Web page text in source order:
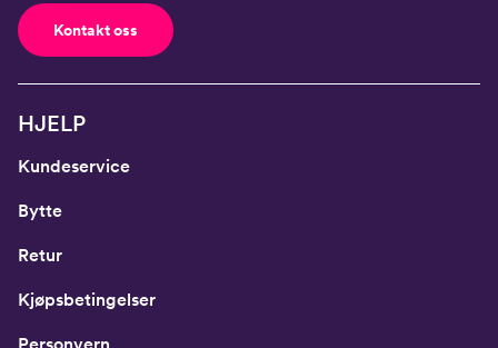
Kontakt oss
HJELP
Kundeservice
Bytte
Retur
Kjøpsbetingelser